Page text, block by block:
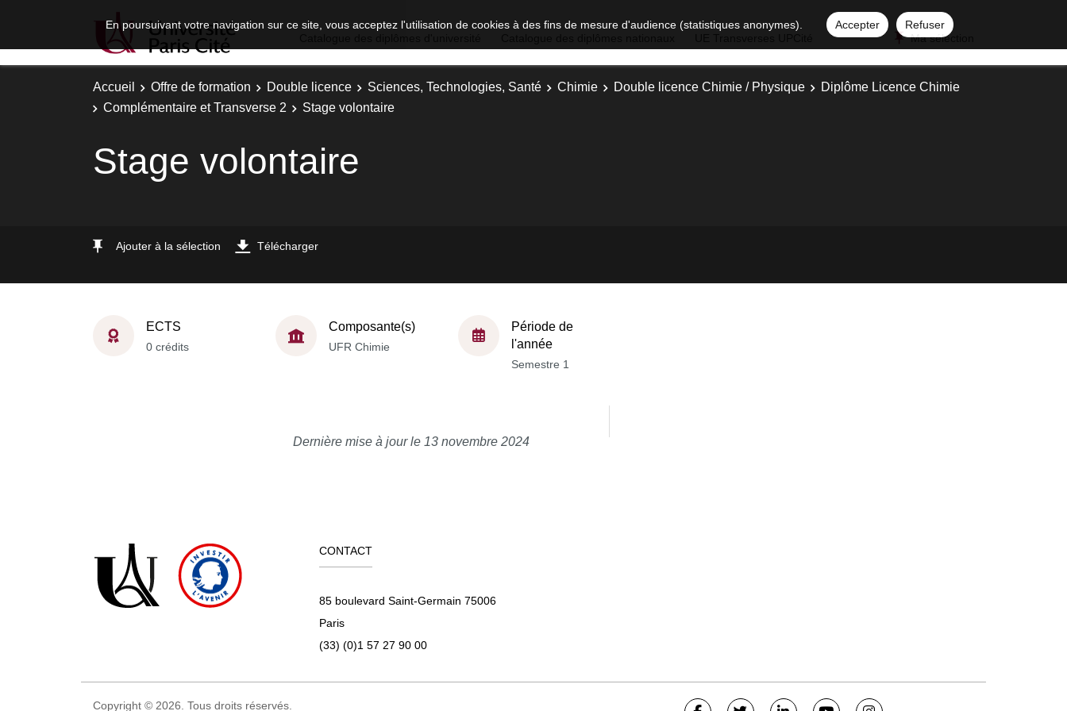
En poursuivant votre navigation sur ce site, vous acceptez l'utilisation de cookies à des fins de mesure d'audience (statistiques anonymes). Accepter
Refuser
Ma sélection
Accueil Offre de formation Double licence Sciences, Technologies, Santé Chimie Double licence Chimie / Physique
Diplôme Licence Chimie
Complémentaire et Transverse 2
Stage volontaire
Stage volontaire
Ajouter à la sélection Télécharger
ECTS
0 crédits
Composante(s)
UFR Chimie
Période de
l'année
Semestre 1
Dernière mise à jour le 13 novembre 2024
CONTACT
85 boulevard Saint-Germain 75006
Paris
(33) (0)1 57 27 90 00
Copyright © 2026. Tous droits réservés.